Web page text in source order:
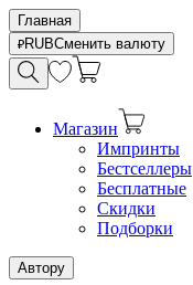
Главная
RUBСменить валюту
Магазин
Импринты
Бестселлеры
Бесплатные
Скидки
Подборки
Автору